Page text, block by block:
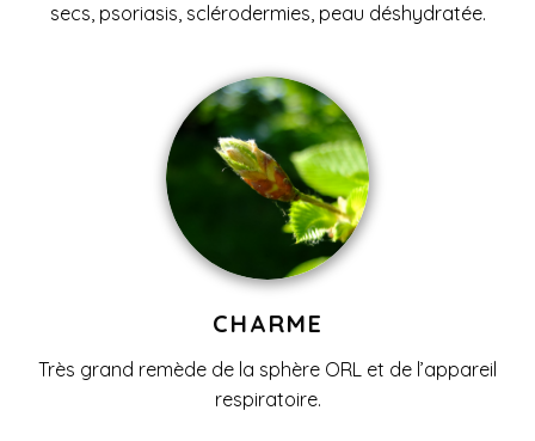
secs, psoriasis, sclérodermies, peau déshydratée.
CHARME
Très grand remède de la sphère ORL et de l’appareil
respiratoire.